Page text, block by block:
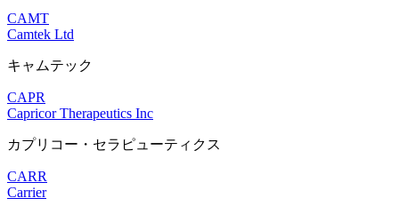
CAMT
Camtek Ltd
キャムテック
CAPR
Capricor Therapeutics Inc
カプリコー・セラピューティクス
CARR
Carrier